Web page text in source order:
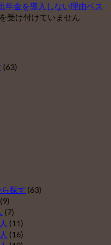
ー
年金を導入しない理由ベス
受け付けていません
(63)
探す (63)
(9)
(7)
(11)
(16)